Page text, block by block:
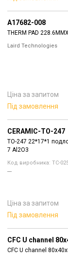
A17682-008
THERM PAD
Laird Technologies
Ціна за запитом
Під замовлення
CERAMIC-TO-247
ТО-247 22*17*1
7 Al2O3
Код виробника: TC-
---
Ціна за запитом
Під замовлення
CFC U channel
CFC U channel